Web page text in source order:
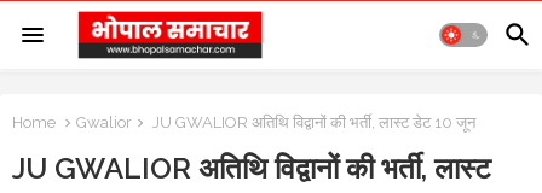
Home Gwalior JU GWALIOR अतिथि विद्वानों की भर्ती, लास्ट डेट 10 जून
JU GWALIOR अतिथि विद्वानों की भर्ती, लास्ट